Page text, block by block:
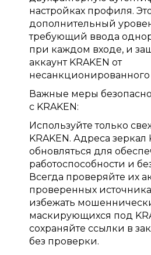
настройках профиля.
дополнительный
требующий ввода
при каждом входе, и
аккаунт KRAKEN от
несанкционированного
Важные меры
с KRAKEN:
Используйте только
KRAKEN. Адреса зеркал
обновляться для
работоспособности и
Всегда проверяйте их
проверенных
избежать
маскирующихся под
сохраняйте ссылки в
без проверки.